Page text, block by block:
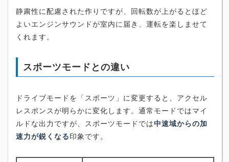
静粛性に配慮された作りですが、回転数が上がるとほど
よいエンジンサウンドが室内に届き、運転を楽しませて
くれます。
スポーツモードとの違い
ドライブモードを「スポーツ」に変更すると、アクセル
レスポンスが明らかに変化します。通常モードではマイ
ルドな出力ですが、スポーツモードでは中速域からの加
速力が鋭くなる印象です。